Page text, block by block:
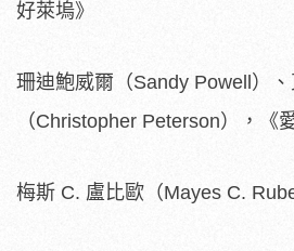
好萊塢》
珊迪鮑威爾（Sandy Powell）
（Christopher Peterson），《
梅斯 C. 盧比歐（Mayes C.